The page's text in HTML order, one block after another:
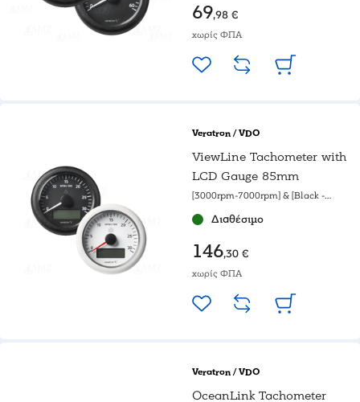
69,98 €
χωρίς ΦΠΑ
Veratron / VDO
ViewLine Tachometer with
LCD Gauge 85mm
[3000rpm-7000rpm] & [Black -
Διαθέσιμο
146,30 €
χωρίς ΦΠΑ
Veratron / VDO
OceanLink Tachometer